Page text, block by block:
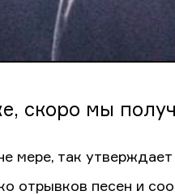
скоро мы
мере, так
отрывков песен и